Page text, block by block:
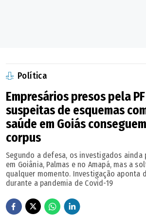
A Secretaria de Saúde de Aparecida de
o que havia declarado na semana
da investigação e que "se coloca à
autoridades para qualquer
gerido atualmente pela Sociedade
Brasileira Albert Einstein.
Rescisão
Política
Empresários presos pela
suspeitas de esquemas
saúde em Goiás
corpus
Segundo a defesa, os investigados ainda
em Goiânia, Palmas e no Amapá, mas a
qualquer momento. Investigação aponta
durante a pandemia de Covid-19